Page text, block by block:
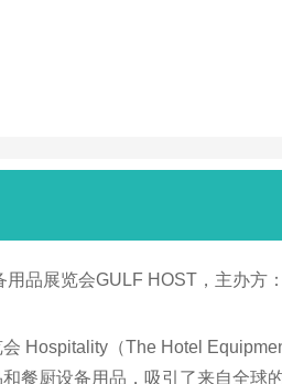
品展览会GULF HOST，主办
Hospitality（The Hotel
餐厨设备用品，吸引了来自全球